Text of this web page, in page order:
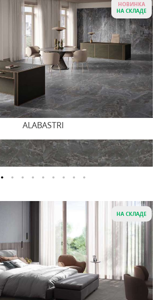
НОВИНКА
НА СКЛАДЕ
ALABASTRI
НА СКЛАДЕ